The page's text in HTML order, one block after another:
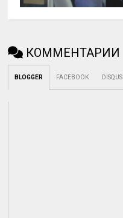
КОММЕНТАРИИ
BLOGGER FACEBOOK DISQUS